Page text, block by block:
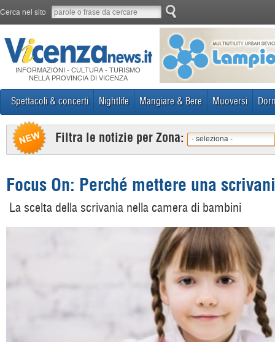
Cerca nel sito
INFORMAZIONI - CULTURA - TURISMO
NELLA PROVINCIA DI VICENZA
Spettacoli & concerti Nightlife Mangiare & Bere Muoversi
Filtra le notizie per Zona: - seleziona -
Focus On: Perché mettere una
La scelta della scrivania nella camera di bambini